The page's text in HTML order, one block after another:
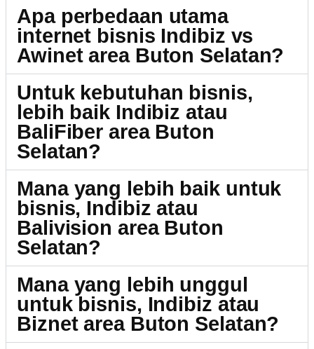
Apa perbedaan utama
internet bisnis Indibiz vs
Awinet area Buton Selatan?
Untuk kebutuhan bisnis,
lebih baik Indibiz atau
BaliFiber area Buton
Selatan?
Mana yang lebih baik untuk
bisnis, Indibiz atau
Balivision area Buton
Selatan?
Mana yang lebih unggul
untuk bisnis, Indibiz atau
Biznet area Buton Selatan?